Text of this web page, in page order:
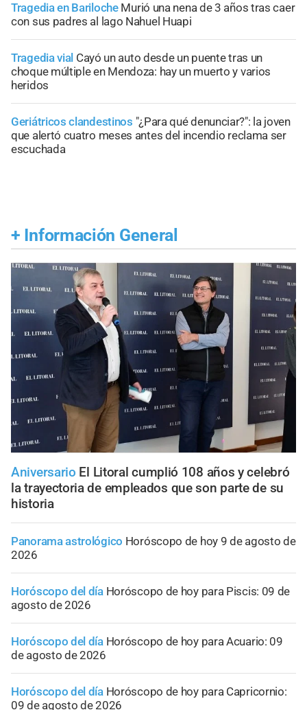
Tragedia en Bariloche Murió una nena de 3 años tras caer
con sus padres al lago Nahuel Huapi
Tragedia vial Cayó un auto desde un puente tras un
choque múltiple en Mendoza: hay un muerto y varios
heridos
Geriátricos clandestinos "¿Para qué denunciar?": la joven
que alertó cuatro meses antes del incendio reclama ser
escuchada
+ Información General
Aniversario El Litoral cumplió 108 años y celebró
la trayectoria de empleados que son parte de su
historia
Panorama astrológico Horóscopo de hoy 9 de agosto de
2026
Horóscopo del día Horóscopo de hoy para Piscis: 09 de
agosto de 2026
Horóscopo del día Horóscopo de hoy para Acuario: 09
de agosto de 2026
Horóscopo del día Horóscopo de hoy para Capricornio:
09 de agosto de 2026